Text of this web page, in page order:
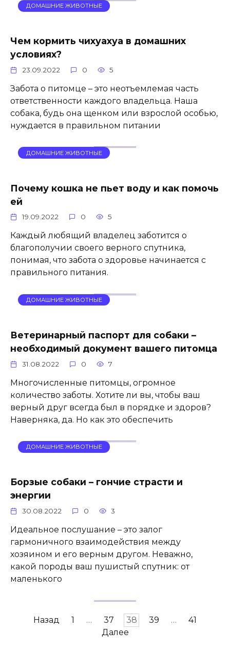
ДОМАШНИЕ ЖИВОТНЫЕ
Чем кормить чихуахуа в домашних
условиях?
23.09.2022 0 5
Забота о питомце – это неотъемлемая часть
ответственности каждого владельца. Наша
собака, будь она щенком или взрослой особью,
нуждается в правильном питании
ДОМАШНИЕ ЖИВОТНЫЕ
Почему кошка не пьет воду и как помочь
ей
19.09.2022 0 5
Каждый любящий владелец заботится о
благополучии своего верного спутника,
понимая, что забота о здоровье начинается с
правильного питания.
ДОМАШНИЕ ЖИВОТНЫЕ
Ветеринарный паспорт для собаки –
необходимый документ вашего питомца
31.08.2022 0 7
Многочисленные питомцы, огромное
количество заботы. Хотите ли вы, чтобы ваш
верный друг всегда был в порядке и здоров?
Наверняка, да. Но как это обеспечить
ДОМАШНИЕ ЖИВОТНЫЕ
Борзые собаки – гончие страсти и
энергии
30.08.2022 0 3
Идеальное послушание – это залог
гармоничного взаимодействия между
хозяином и его верным другом. Неважно,
какой породы ваш пушистый спутник: от
маленького
Пагинация
Назад 1 … 37 38 39 …
41
Далее